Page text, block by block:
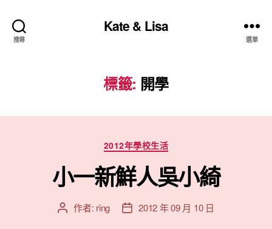
搜尋
Kate & Lisa
選單
標籤: 開學
分
類
2012年學校生活
小一新鮮人吳小綺
文 作者: ring
文 2012 年 09 月 10 日